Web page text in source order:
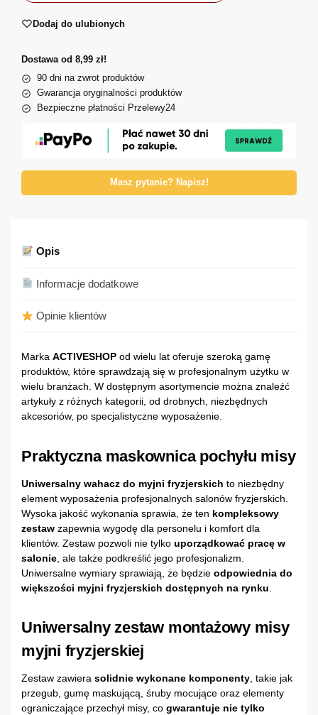
Dodaj do ulubionych
Dostawa od 8,99 zł!
90 dni na zwrot produktów
Gwarancja oryginalności produktów
Bezpieczne płatności Przelewy24
Masz pytanie? Napisz!
Opis
Informacje dodatkowe
Opinie klientów
Marka ACTIVESHOP od wielu lat oferuje szeroką gamę
produktów, które sprawdzają się w profesjonalnym użytku w
wielu branżach. W dostępnym asortymencie można znaleźć
artykuły z różnych kategorii, od drobnych, niezbędnych
akcesoriów, po specjalistyczne wyposażenie.
Praktyczna maskownica pochyłu misy
Uniwersalny wahacz do myjni fryzjerskich to niezbędny
element wyposażenia profesjonalnych salonów fryzjerskich.
Wysoka jakość wykonania sprawia, że ten kompleksowy
zestaw zapewnia wygodę dla personelu i komfort dla
klientów. Zestaw pozwoli nie tylko uporządkować pracę w
salonie , ale także podkreślić jego profesjonalizm.
Uniwersalne wymiary sprawiają, że będzie odpowiednia do
większości myjni fryzjerskich dostępnych na rynku
Uniwersalny zestaw montażowy misy
myjni fryzjerskiej
Zestaw zawiera solidnie wykonane komponenty , takie jak
przegub, gumę maskującą, śruby mocujące oraz elementy
ograniczające przechył misy, co gwarantuje nie tylko